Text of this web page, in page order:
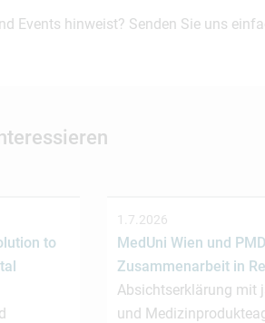
Events hinweist? Senden Sie uns
to
1.7.2026
MedUni Wien und
Zusammenarbeit in
Absichtserklärung mit
und